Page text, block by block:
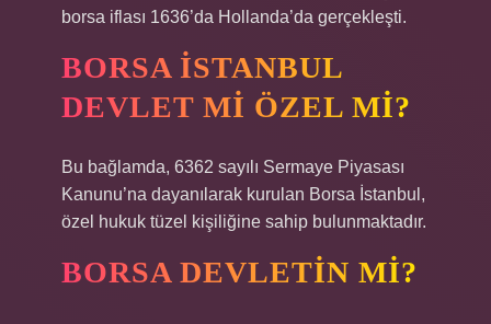
borsa iflası 1636’da Hollanda’da gerçekleşti.
BORSA İSTANBUL
DEVLET MI ÖZEL MI?
Bu bağlamda, 6362 sayılı Sermaye Piyasası
Kanunu’na dayanılarak kurulan Borsa İstanbul,
özel hukuk tüzel kişiliğine sahip bulunmaktadır.
BORSA DEVLETIN MI?